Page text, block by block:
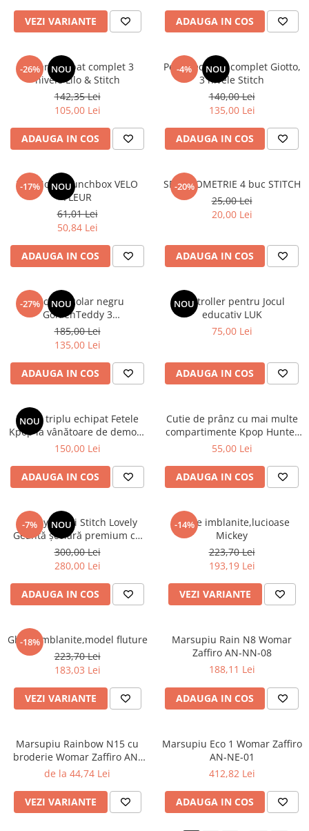
VEZI VARIANTE ADAUGA IN COS
-26% NOU
Penar echipat complet 3
nivele Lilo & Stitch
142,35 Lei
105,00 Lei
ADAUGA IN COS
-4% NOU
Penar echipat complet Giotto,
3 nivele Stitch
140,00 Lei
135,00 Lei
ADAUGA IN COS
-17% NOU
TOPModel Lunchbox VELO
FLEUR
61,01 Lei
50,84 Lei
ADAUGA IN COS
-20%
SET GEOMETRIE 4 buc STITCH
25,00 Lei
20,00 Lei
ADAUGA IN COS
-27% NOU
Rucsac școlar negru
GoldenTeddy 3
compartimente Astra
185,00 Lei
135,00 Lei
ADAUGA IN COS
NOU
Controller pentru Jocul
educativ LUK
75,00 Lei
ADAUGA IN COS
NOU
Penar triplu echipat Fetele
Kpop la vânătoare de demoni
Energy
150,00 Lei
ADAUGA IN COS
Cutie de prânz cu mai multe
compartimente Kpop Hunter
XL
55,00 Lei
ADAUGA IN COS
-7% NOU
Disney Lilo și Stitch Lovely
Geantă școlară premium cu
roți, 44 cm
300,00 Lei
280,00 Lei
ADAUGA IN COS
-14%
Ghete imblanite,lucioase
Mickey
223,70 Lei
193,19 Lei
VEZI VARIANTE
-18%
Ghete imblanite,model fluture
223,70 Lei
183,03 Lei
VEZI VARIANTE
Marsupiu Rain N8 Womar
Zaffiro AN-NN-08
188,11 Lei
ADAUGA IN COS
Marsupiu Rainbow N15 cu
broderie Womar Zaffiro AN-
NZ-15E
de la 44,74 Lei
VEZI VARIANTE
Marsupiu Eco 1 Womar Zaffiro
AN-NE-01
412,82 Lei
ADAUGA IN COS